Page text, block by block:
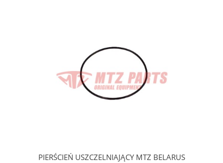
PIERŚCIEŃ USZCZELNIAJĄCY MTZ BELARUS